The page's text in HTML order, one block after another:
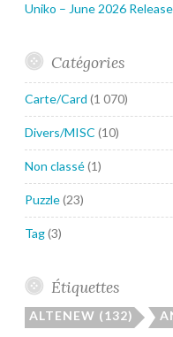
Uniko – June 2026
Catégories
Carte/Card (1 070)
Divers/MISC (10)
Non classé(1)
Puzzle(23)
Tag(3)
Étiquettes
ALTENEW (132)